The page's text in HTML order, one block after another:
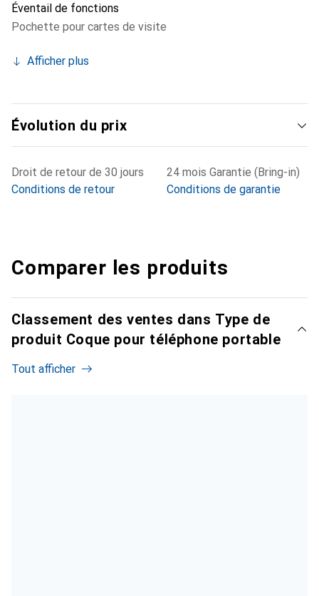
Éventail de fonctions
Pochette pour cartes de visite
Afficher plus
Évolution du prix
Droit de retour de 30 jours
Conditions de retour
24 mois Garantie (Bring-in)
Conditions de garantie
Comparer les produits
Classement des ventes dans Type de
produit Coque pour téléphone portable
Tout afficher